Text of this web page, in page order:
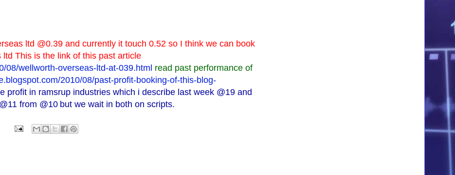
ltd @0.39 and currently it touch 0.52 so I think we can book
This is the link of this past article
08/wellworth-overseas-ltd-at-039.html read past performance of
2010/08/past-profit-booking-of-this-blog-
profit in ramsrup industries which i describe last week @19 and
from @10 but we wait in both on scripts.